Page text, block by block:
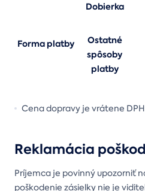
Forma platby
Dobierka
Ostatné
spôsoby
platby
Cena dopravy je vrátene
Reklamácia
Príjemca je povinný upozorniť
poškodenie zásielky nie je